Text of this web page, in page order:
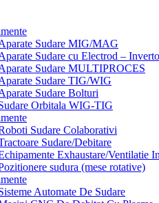
Sudare MIG/MAG
Sudare cu Electrod –
Sudare MULTIPROCES
Sudare TIG/WIG
Sudare Bolturi
Orbitala WIG-TIG
Sudare Colaborativi
Sudare/Debitare
Exhaustare/Ventilatie
sudura (mese rotative)
Automate De Sudare